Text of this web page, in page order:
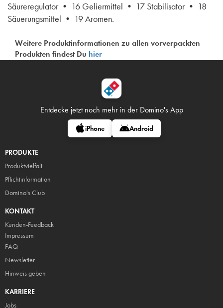
Säureregulator • 16 Geliermittel • 17 Stabilisator • 18
Säuerungsmittel • 19 Aromen.
Weitere Produktinformationen zu allen vorverpackten
Produkten findest Du hier
Entdecke jetzt noch mehr in der Domino's App
iPhone Android
PRODUKTE
Produktvielfalt
Pflichtinformation
Domino's Club
KONTAKT
Kunden-Feedback
Impressum
FAQ
Newsletter
Hinweis geben
KARRIERE
Jobs